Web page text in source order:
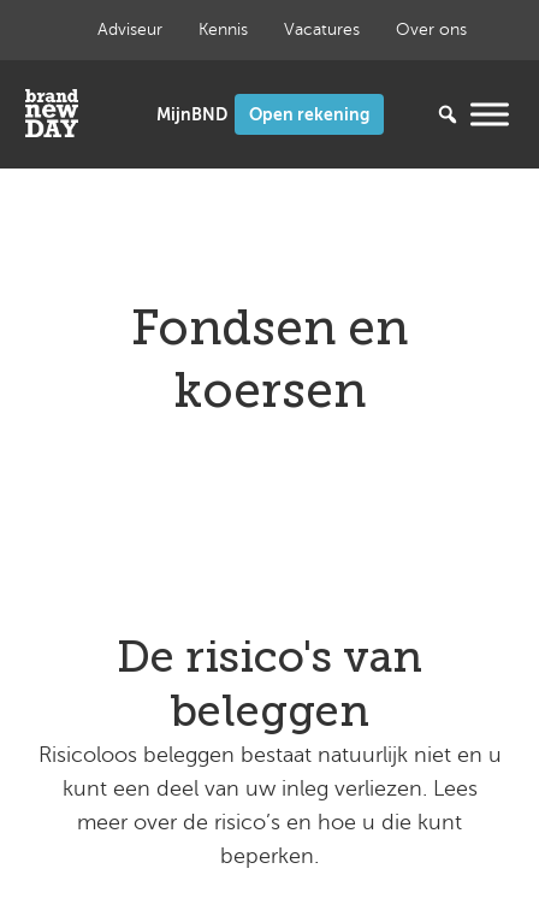
inhoud
Adviseur Kennis Vacatures Over ons
Open rekening
Fondsen en
koersen
De risico's van
beleggen
Risicoloos beleggen bestaat natuurlijk niet en u
kunt een deel van uw inleg verliezen. Lees
meer over de risico’s en hoe u die kunt
beperken.